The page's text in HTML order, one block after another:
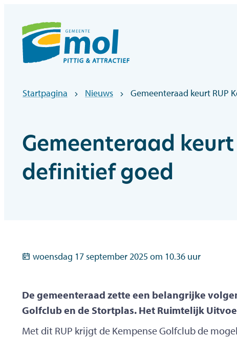
Officiële website gemeentebestuur Mol
Startpagina Nieuws Gemeenteraad keurt RUP
Gemeenteraad
definitief goed
Gepubliceerd op
woensdag 17 september 2025 om 10.36 uur
De gemeenteraad zette een belangrijke
Golfclub en de Stortplas. Het Ruimtelijk
Met dit RUP krijgt de Kempense Golfclub de